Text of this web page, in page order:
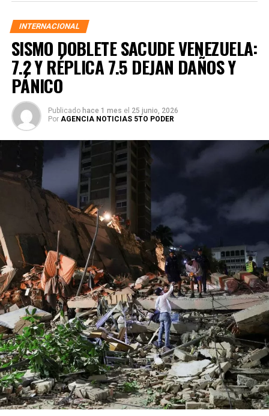
INTERNACIONAL
SISMO DOBLETE SACUDE VENEZUELA:
7.2 Y RÉPLICA 7.5 DEJAN DAÑOS Y
PÁNICO
Publicado hace 1 mes el 25 junio, 2026
Por AGENCIA NOTICIAS 5TO PODER